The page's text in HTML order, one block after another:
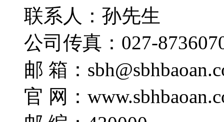
联系人：孙先生
公司传真：027-
邮 箱：
官 网：